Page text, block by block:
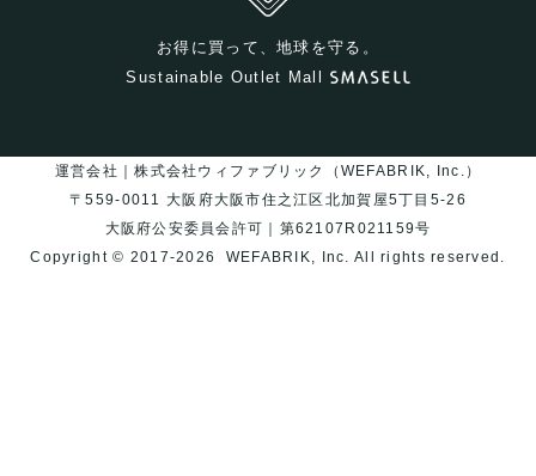
お得に買って、地球を守る。
Sustainable Outlet Mall
運営会社｜株式会社ウィファブリック（WEFABRIK, Inc.）
〒559-0011 大阪府大阪市住之江区北加賀屋5丁目5-26
大阪府公安委員会許可｜第62107R021159号
Copyright © 2017-2026
WEFABRIK, Inc.All rights reserved.